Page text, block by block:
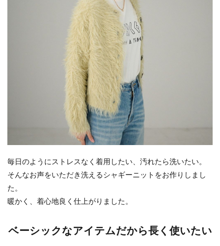
毎日のようにストレスなく着用したい、汚れたら洗いたい。
そんなお声をいただき洗えるシャギーニットをお作りしまし
た。
暖かく、着心地良く仕上がりました。
ベーシックなアイテムだから長く使いたい